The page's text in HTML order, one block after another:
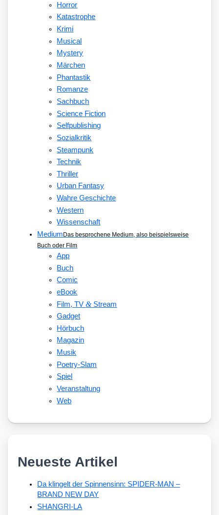
Horror
Katastrophe
Krimi
Musical
Mystery
Märchen
Phantastik
Romanze
Sachbuch
Science Fiction
Selfpublishing
Sozialkritik
Steampunk
Technik
Thriller
Urban Fantasy
Wahre Geschichte
Western
Wissenschaft
Medium Das besprochene Medium, also beispielsweise
Buch oder Film
App
Buch
Comic
eBook
Film, TV&Stream
Gadget
Hörbuch
Magazin
Musik
Poetry-Slam
Spiel
Veranstaltung
Web
Neueste Artikel
Da klingelt der Spinnensinn: SPIDER-MAN –
BRAND NEW DAY
SHANGRI-LA